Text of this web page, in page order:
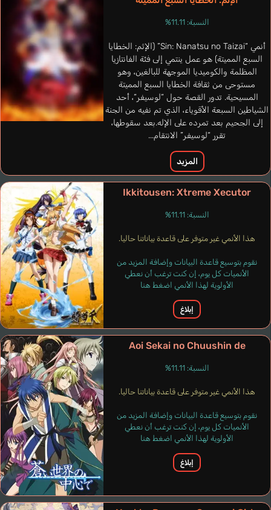
Branwen
إنجليزي
Calibara Tribe
Elder
Iijima Hajime
النسبة: 11.11%
أنمي “Sin: Nanatsu no Taizai” (الإثم: الخطايا
السبع المميتة) هو عمل ينتمي إلى فئة الفانتازيا
المظلمة والكوميديا الموجهة للبالغين، وهو
مستوحى من ثقافة الخطايا السبع المميتة
المسيحية. تدور القصة حول “لوسيفر“، أحد
الشياطين السبعة الأقوياء، الذي تم نفيه من الجنة
إلى الجحيم بعد تمرده على الإله.بعد سقوطها،
تقرر “لوسيفر” الانتقام...
المزيد
Ikkitousen: Xtreme Xecutor
النسبة: 11.11%
هذا الأنمي غير متوفر على قاعدة بياناتنا حاليا.
نقوم بتوسيع قاعدة البيانات وإضافة المزيد من
الأنميات كل يوم، إن كنت ترغب أن نعطي
الأولوية لهذا الأنمي اضغط هنا
إبلاغ
Aoi Sekai no Chuushin de
النسبة: 11.11%
هذا الأنمي غير متوفر على قاعدة بياناتنا حاليا.
نقوم بتوسيع قاعدة البيانات وإضافة المزيد من
الأنميات كل يوم، إن كنت ترغب أن نعطي
الأولوية لهذا الأنمي اضغط هنا
إبلاغ